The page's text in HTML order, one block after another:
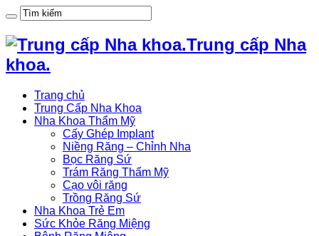
Trung cấp Nha
khoa.
Trang chủ
Trung Cấp Nha Khoa
Nha Khoa Thẩm Mỹ
Cấy Ghép Implant
Niềng Răng – Chỉnh Nha
Bọc Răng Sứ
Trám Răng Thẩm Mỹ
Cạo vôi răng
Trồng Răng Sứ
Nha Khoa Trẻ Em
Sức Khỏe Răng Miệng